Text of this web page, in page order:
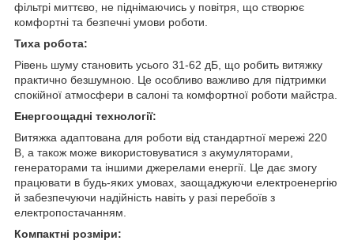
фільтрі миттєво, не піднімаючись у повітря, що створює
комфортні та безпечні умови роботи.
Тиха робота:
Рівень шуму становить усього 31-62 дБ, що робить витяжку
практично безшумною. Це особливо важливо для підтримки
спокійної атмосфери в салоні та комфортної роботи майстра.
Енергоощадні технології:
Витяжка адаптована для роботи від стандартної мережі 220
В, а також може використовуватися з акумуляторами,
генераторами та іншими джерелами енергії. Це дає змогу
працювати в будь-яких умовах, заощаджуючи електроенергію
й забезпечуючи надійність навіть у разі перебоїв з
електропостачанням.
Компактні розміри: